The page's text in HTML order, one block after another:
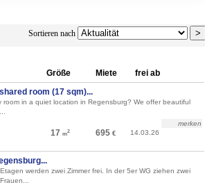
Sortieren nach
Größe Miete
frei ab
room (17 sqm)...
in a quiet location in Regensburg? We offer beautiful
17 m2 695 € 14.03.26
merken
werden zwei Zimmer frei. In der 5er WG ziehen zwei